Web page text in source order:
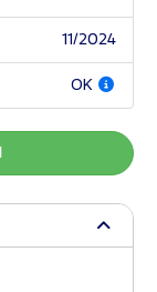
11/2024
OK